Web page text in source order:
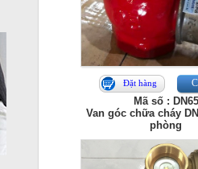
Đặt hàng
Mã số : DN65
Van góc chữa cháy
phòng